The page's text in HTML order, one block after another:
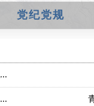
党纪党规